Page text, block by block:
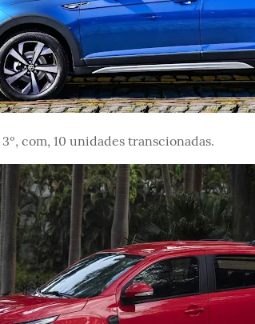
com, 10 unidades transcionadas.